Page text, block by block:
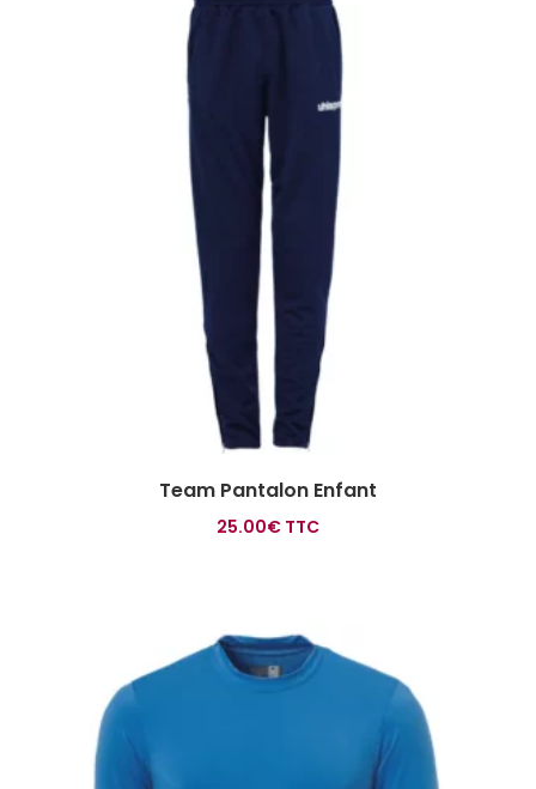
Team Pantalon Enfant
25.00€ TTC